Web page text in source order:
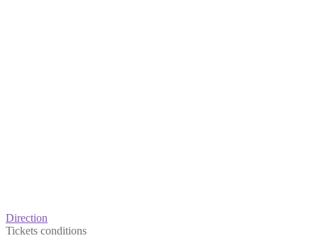
Direction
Tickets conditions